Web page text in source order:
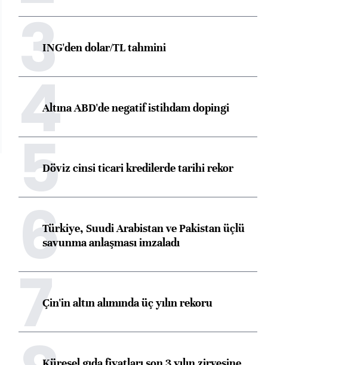
3ING'den dolar/TL tahmini
4Altına ABD'de negatif istihdam dopingi
5Döviz cinsi ticari kredilerde tarihi rekor
6Türkiye, Suudi Arabistan ve Pakistan üçlü
savunma anlaşması imzaladı
7Çin'in altın alımında üç yılın rekoru